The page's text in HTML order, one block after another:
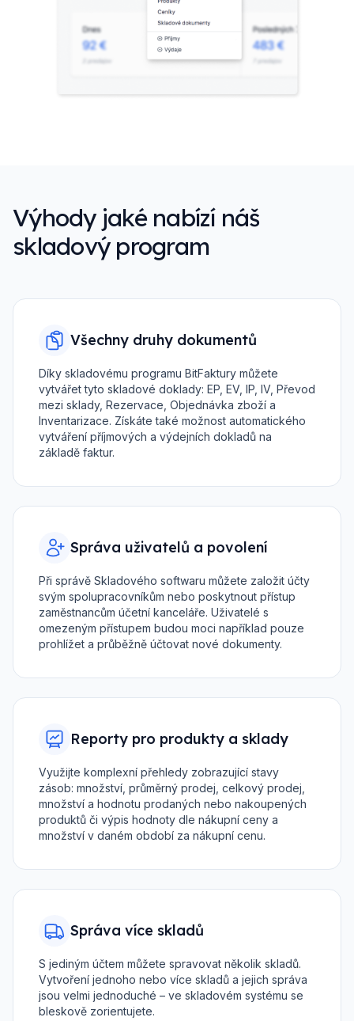
Výhody jaké nabízí náš
skladový program
Všechny druhy dokumentů
Díky skladovému programu BitFaktury můžete
vytvářet tyto skladové doklady: EP, EV, IP, IV, Převod
mezi sklady, Rezervace, Objednávka zboží a
Inventarizace. Získáte také možnost automatického
vytváření příjmových a výdejních dokladů na
základě faktur.
Správa uživatelů a povolení
Při správě Skladového softwaru můžete založit účty
svým spolupracovníkům nebo poskytnout přístup
zaměstnancům účetní kanceláře. Uživatelé s
omezeným přístupem budou moci například pouze
prohlížet a průběžně účtovat nové dokumenty.
Reporty pro produkty a sklady
Využijte komplexní přehledy zobrazující stavy
zásob: množství, průměrný prodej, celkový prodej,
množství a hodnotu prodaných nebo nakoupených
produktů či výpis hodnoty dle nákupní ceny a
množství v daném období za nákupní cenu.
Správa více skladů
S jediným účtem můžete spravovat několik skladů.
Vytvoření jednoho nebo více skladů a jejich správa
jsou velmi jednoduché – ve skladovém systému se
bleskově zorientujete.